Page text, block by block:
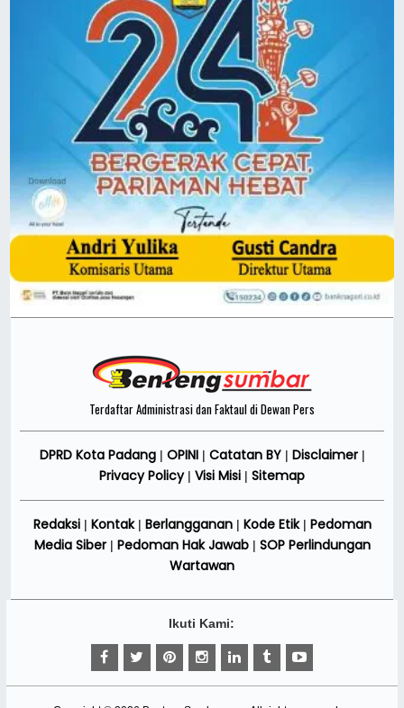
Terdaftar Administrasi dan Faktaul di Dewan Pers
DPRD Kota Padang| OPINI Catatan BY| Disclaimer|
Privacy Policy| Visi Misi Sitemap
Redaksi| Kontak| Berlangganan| Kode Etik| Pedoman
Media Siber| Pedoman Hak Jawab| SOP Perlindungan
Wartawan
Ikuti Kami: